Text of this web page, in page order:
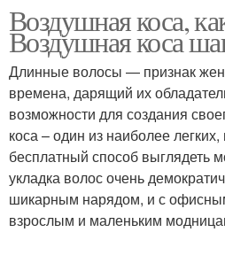
Пошаговые инструкции
Самостоятельное
плетение
Воздушная коса,
Воздушная коса
Длинные волосы — признак
времена, дарящий их
возможности для создания
коса – один из наиболее
бесплатный способ выглядеть
укладка волос очень
шикарным нарядом, и с
взрослым и маленьким